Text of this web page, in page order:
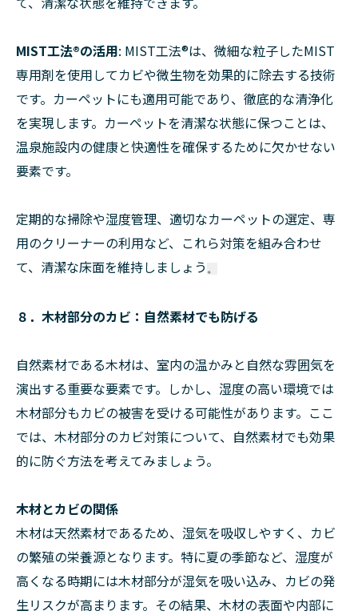
MIST工法®︎の活用: MIST工法®︎は、微細な粒子したMIST
専用剤を使用してカビや微生物を効果的に除去する技術
です。カーペットにも適用可能であり、徹底的な清浄化
を実現します。カーペットを清潔な状態に保つことは、
温泉施設内の健康と快適性を確保するために欠かせない
要素です。
定期的な掃除や湿度管理、適切なカーペットの選定、専
用のクリーナーの利用など、これら対策を組み合わせ
て、清潔な床面を維持しましょう 。
８．木材部分のカビ：自然素材でも防げる
自然素材である木材は、室内の温かみと自然な雰囲気を
演出する重要な要素です。しかし、湿度の高い環境では
木材部分もカビの被害を受ける可能性があります。ここ
では、木材部分のカビ対策について、自然素材でも効果
的に防ぐ方法を考えてみましょう。
木材とカビの関係
木材は天然素材であるため、湿気を吸収しやすく、カビ
の繁殖の栄養源となります。特に夏の季節など、湿度が
高くなる時期には木材部分が湿気を吸い込み、カビの発
生リスクが高まります。その結果、木材の表面や内部に